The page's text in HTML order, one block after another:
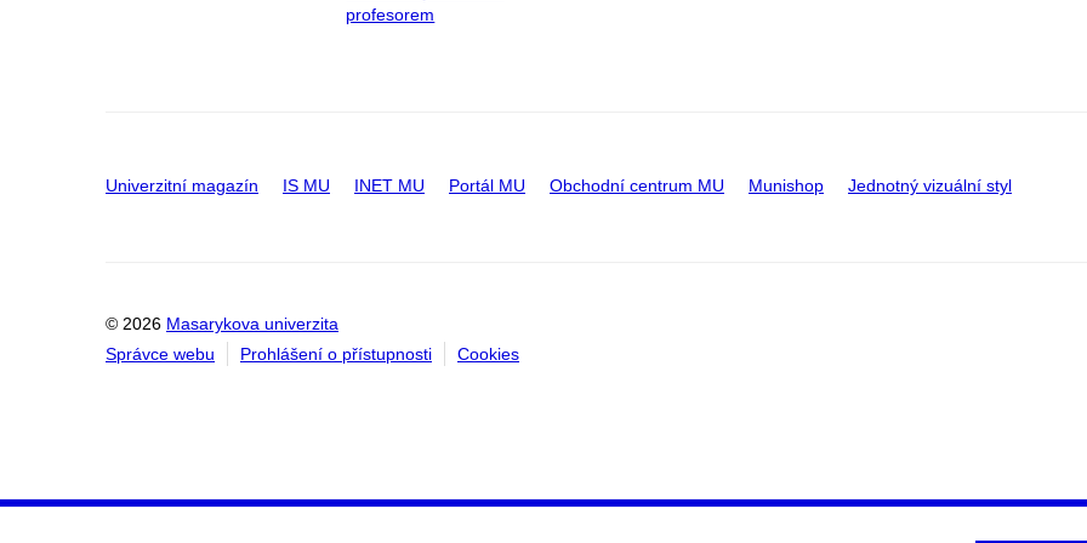
profesorem
Univerzitní magazín IS MU INET MU Portál MU Obchodní centrum MU Munishop Jednotný vizuální styl
© 2026 Masarykova univerzita
Správce webu
Prohlášení o přístupnosti Cookies